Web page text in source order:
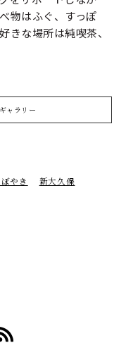
物はふぐ、すっぽ
きな場所は純喫茶、
ャラリー
やき 新大久保